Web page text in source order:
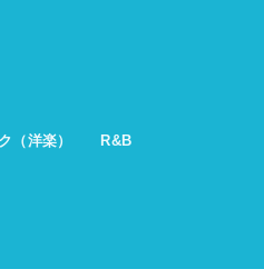
（洋楽） R&B